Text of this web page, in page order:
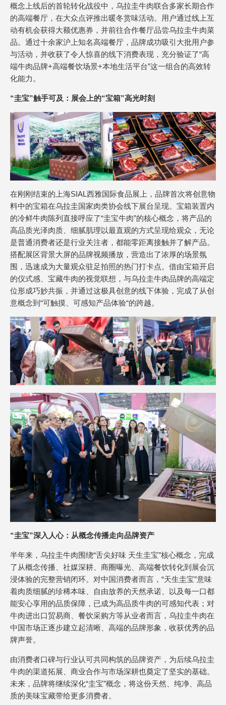
概念上线后的首轮转化战役中，乌拉圭牛肉联合多家长期合作
的高端餐厅，在大众点评推出暖冬赏味活动。用户通过线上互
动有机会获得大额优惠券，并前往合作餐厅品尝乌拉圭牛肉菜
品。通过十余家沪上知名高端餐厅，品牌成功吸引大批用户参
与活动，并收获了令人惊喜的线下消费表现，充分验证了“高
端牛肉品牌+高端餐饮场景+本地生活平台”这一组合的高效转
化能力。
“圭宝”触手可及：展会上的“宝箱”高光时刻
在刚刚结束的上海SIAL西雅国际食品展上，品牌首次将创意物
料中的宝箱在乌拉圭国家肉类协会线下展台呈现。宝箱装置内
的冷鲜牛肉陈列直接呼应了“圭宝牛肉”的核心概念，将产品的
高品质光泽肉质、细腻肌理以最直观的方式呈现给观众，无论
是普通消费者还是行业关注者，都能零距离接触并了解产品。
搭配展区背景大屏的品牌视频播放，营造出了浓厚的场景氛
围，迅速成为大量观众驻足拍照的热门打卡点。借由宝箱开启
的仪式感、宝藏牛肉的视觉联想，与乌拉圭牛肉品牌的高端定
位形成巧妙共振，并通过这极具创意的线下体验，完成了从创
意概念到“可触摸、可感知产品体验“的跨越。
“圭宝”深入人心：从概念传播走向品牌资产
半年来，乌拉圭牛肉围绕“舌尖好味 天生圭宝”核心概念，完成
了从概念传播、社媒深耕、商圈曝光、高端餐饮转化到展会沉
浸体验的完整营销闭环。对中国消费者而言，“天生圭宝”意味
着肉质细腻的珍稀本味、自由放养的天然承诺、以及每一口都
能安心享用的品质保障，已成为高品质牛肉的可感知代表；对
牛肉进出口贸易商、餐饮采购方等从业者而言，乌拉圭牛肉在
中国市场正逐步建立起清晰、高端的品牌形象，收获优秀的品
牌声誉。
由消费者口碑与行业认可共同构筑的品牌资产，为后续乌拉圭
牛肉的渠道拓展、商业合作与市场深耕也奠定了坚实的基础。
未来，品牌将继续深化“圭宝”概念，将这份天然、纯净、高品
质的美味宝藏带给更多消费者。